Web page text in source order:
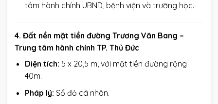
tâm hành chính UBND, bệnh viện và trường học.
4. Đất nền mặt tiền đường Trương Văn Bang –
Trung tâm hành chính TP. Thủ Đức
Diện tích: 5 x 20,5 m, với mặt tiền đường rộng
40m.
Pháp lý: Sổ đỏ cá nhân.